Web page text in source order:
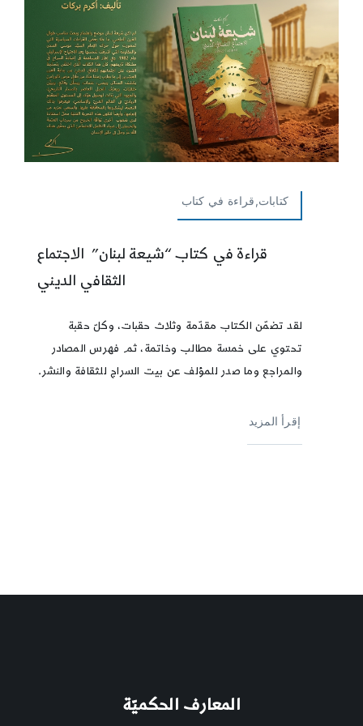
كتابات,قراءة في كتاب
قراءة في كتاب “شيعة لبنان” الاجتماع
الثقافي الديني
لقد تضمّن الكتاب مقدّمة وثلاث حقبات، وكلّ حقبة
تحتوي على خمسة مطالب وخاتمة، ثم فهرس المصادر
والمراجع وما صدر للمؤلف عن بيت السراج للثقافة والنشر.
إقرأ المزيد
المعارف الحكميّة